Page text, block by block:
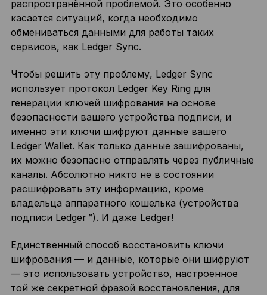
распространённой проблемой. Это особенно
касается ситуаций, когда необходимо
обмениваться данными для работы таких
сервисов, как Ledger Sync.
Чтобы решить эту проблему, Ledger Sync
использует протокол Ledger Key Ring для
генерации ключей шифрования на основе
безопасности вашего устройства подписи, и
именно эти ключи шифруют данные вашего
Ledger Wallet. Как только данные зашифрованы,
их можно безопасно отправлять через публичные
каналы. Абсолютно никто не в состоянии
расшифровать эту информацию, кроме
владельца аппаратного кошелька (устройства
подписи Ledger™). И даже Ledger!
Единственный способ восстановить ключи
шифрования — и данные, которые они шифруют
— это использовать устройство, настроенное
той же секретной фразой восстановления, для